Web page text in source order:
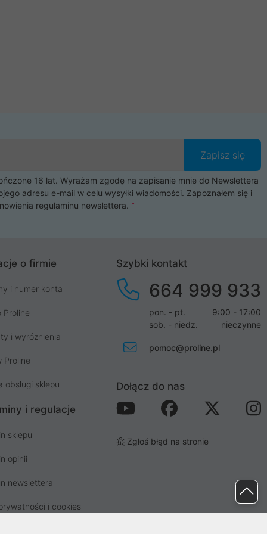
Zapisz się
16 lat. Wyrażam zgodę na zapisanie mnie do Newslettera
adresu e-mail w celu wysyłki wiadomości. Zapoznałem się i
regulaminu newslettera.
o firmie
i numer konta
Proline
i wyróżnienia
Proline
obsługi sklepu
i regulacje
sklepu
opinii
newslettera
i cookies
Szybki kontakt
664 999 933
pon. - pt.
9:00 - 17:00
sob. - niedz.
nieczynne
pomoc@proline.pl
Dołącz do nas
Zgłoś błąd na stronie